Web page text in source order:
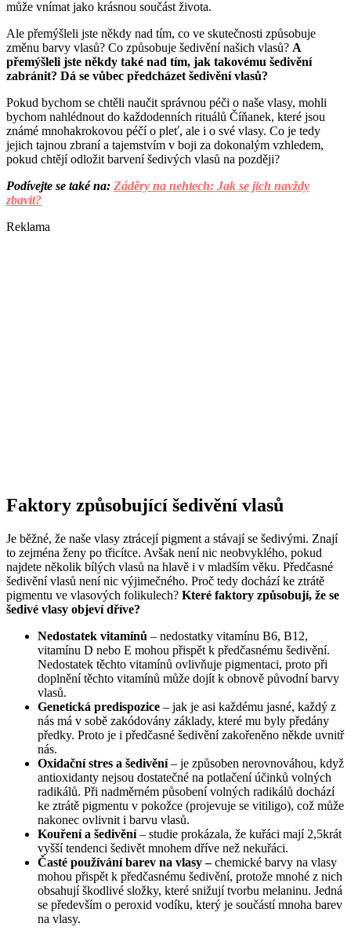
může vnímat jako krásnou součást života.
Ale přemýšleli jste někdy nad tím, co ve skutečnosti způsobuje
změnu barvy vlasů? Co způsobuje šedivění našich vlasů? A
přemýšleli jste někdy také nad tím, jak takovému šedivění
zabránit? Dá se vůbec předcházet šedivění vlasů?
Pokud bychom se chtěli naučit správnou péči o naše vlasy, mohli
bychom nahlédnout do každodenních rituálů Číňanek, které jsou
známé mnohakrokovou péčí o pleť, ale i o své vlasy. Co je tedy
jejich tajnou zbraní a tajemstvím v boji za dokonalým vzhledem,
pokud chtějí odložit barvení šedivých vlasů na později?
Podívejte se také na: Záděry na nehtech: Jak se jich navždy
zbavit?
Reklama
Faktory způsobující šedivění vlasů
Je běžné, že naše vlasy ztrácejí pigment a stávají se šedivými. Znají
to zejména ženy po třicítce. Avšak není nic neobvyklého, pokud
najdete několik bílých vlasů na hlavě i v mladším věku. Předčasné
šedivění vlasů není nic výjimečného. Proč tedy dochází ke ztrátě
pigmentu ve vlasových folikulech? Které faktory způsobují, že se
šedivé vlasy objeví dříve?
Nedostatek vitamínů – nedostatky vitamínu B6, B12,
vitamínu D nebo E mohou přispět k předčasnému šedivění.
Nedostatek těchto vitamínů ovlivňuje pigmentaci, proto při
doplnění těchto vitamínů může dojít k obnově původní barvy
vlasů.
Genetická predispozice – jak je asi každému jasné, každý z
nás má v sobě zakódovány základy, které mu byly předány
předky. Proto je i předčasné šedivění zakořeněno někde uvnitř
nás.
Oxidační stres a šedivění– je způsoben nerovnováhou, když
antioxidanty nejsou dostatečné na potlačení účinků volných
radikálů. Při nadměrném působení volných radikálů dochází
ke ztrátě pigmentu v pokožce (projevuje se vitiligo), což může
nakonec ovlivnit i barvu vlasů.
Kouření a šedivění– studie prokázala, že kuřáci mají 2,5krát
vyšší tendenci šedivět mnohem dříve než nekuřáci.
Časté používání barev na vlasy –chemické barvy na vlasy
mohou přispět k předčasnému šedivění, protože mnohé z nich
obsahují škodlivé složky, které snižují tvorbu melaninu. Jedná
se především o peroxid vodíku, který je součástí mnoha barev
na vlasy.